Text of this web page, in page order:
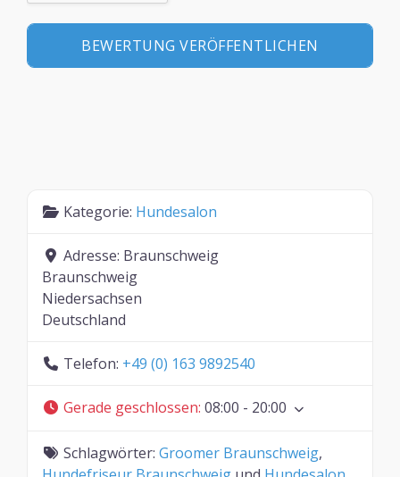
Kategorie: Hundesalon
Adresse: Braunschweig
Braunschweig
Niedersachsen
Deutschland
Telefon: +49 (0) 163 9892540
Gerade geschlossen: 08:00 - 20:00
Schlagwörter: Groomer Braunschweig,